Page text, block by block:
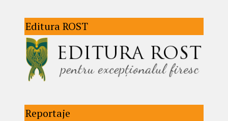
Editura ROST
Reportaje